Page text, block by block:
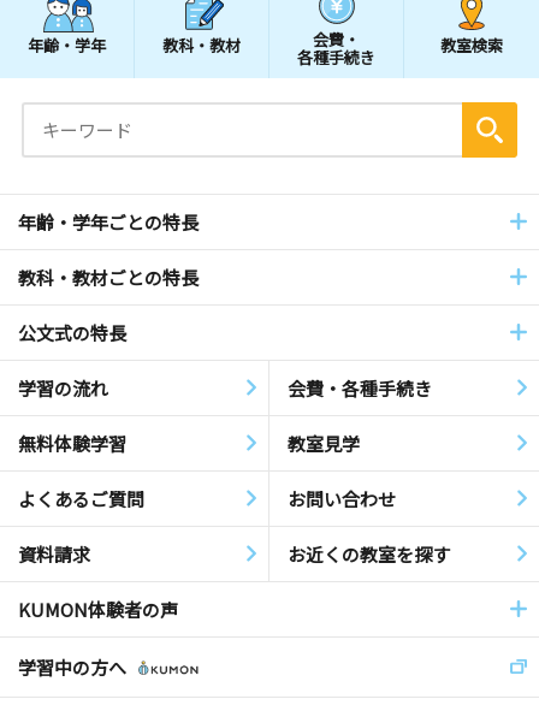
年齢・学年 教科・教材 会費・
各種手続き
教室検索
年齢・学年ごとの特長
教科・教材ごとの特長
公文式の特長
学習の流れ 会費・各種手続き
無料体験学習 教室見学
よくあるご質問 お問い合わせ
資料請求 お近くの教室を探す
KUMON体験者の声
学習中の方へ